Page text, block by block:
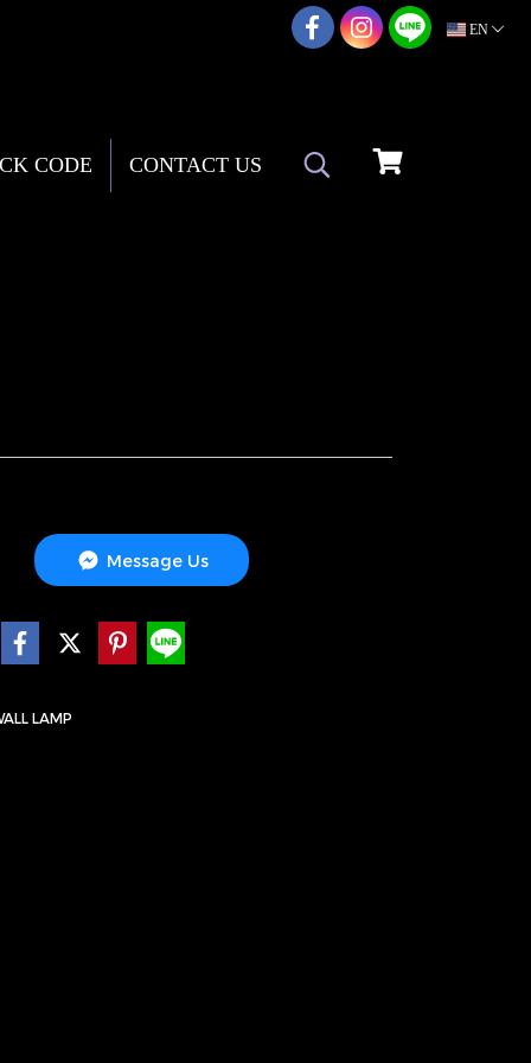
EN
CODE CONTACT US
Message Us
LAMP